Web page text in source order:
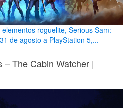
roguelite, Serious Sam:
de agosto a PlayStation 5,...
– The Cabin Watcher |